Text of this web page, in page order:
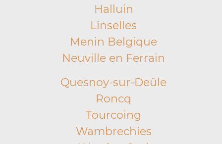
Halluin
Linselles
Menin Belgique
Neuville en Ferrain
Quesnoy-sur-Deûle
Roncq
Tourcoing
Wambrechies